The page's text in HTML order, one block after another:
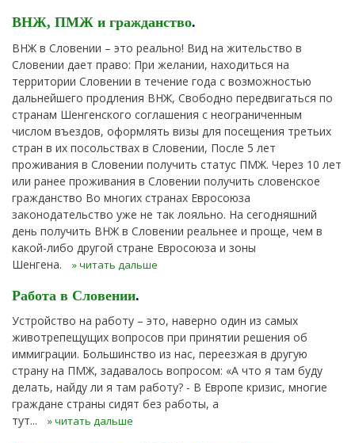
ВНЖ, ПМЖ и гражданство.
ВНЖ в Словении – это реально! Вид на жительство в
Словении дает право: При желании, находиться на
территории Словении в течение года с возможностью
дальнейшего продления ВНЖ, Свободно передвигаться по
странам Шенгенского соглашения с неограниченным
числом въездов, оформлять визы для посещения третьих
стран в их посольствах в Словении, После 5 лет
проживания в Словении получить статус ПМЖ. Через 10 лет
или ранее проживания в Словении получить словенское
гражданство Во многих странах Евросоюза
законодательство уже не так лояльно. На сегодняшний
день получить ВНЖ в Словении реальнее и проще, чем в
какой-либо другой стране Евросоюза и зоны
Шенгена.
» читать дальше
Работа в Словении.
Устройство на работу – это, наверно один из самых
животрепещущих вопросов при принятии решения об
иммиграции. Большинство из нас, переезжая в другую
страну на ПМЖ, задавалось вопросом: «А что я там буду
делать, найду ли я там работу? - В Европе кризис, многие
граждане страны сидят без работы, а
тут...
» читать дальше